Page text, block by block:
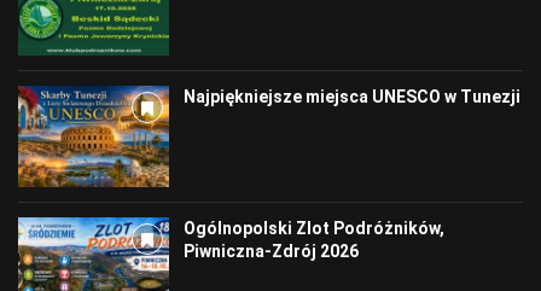
Najpiękniejsze miejsca UNESCO w Tunezji
Ogólnopolski Zlot Podróżników,
Piwniczna-Zdrój 2026